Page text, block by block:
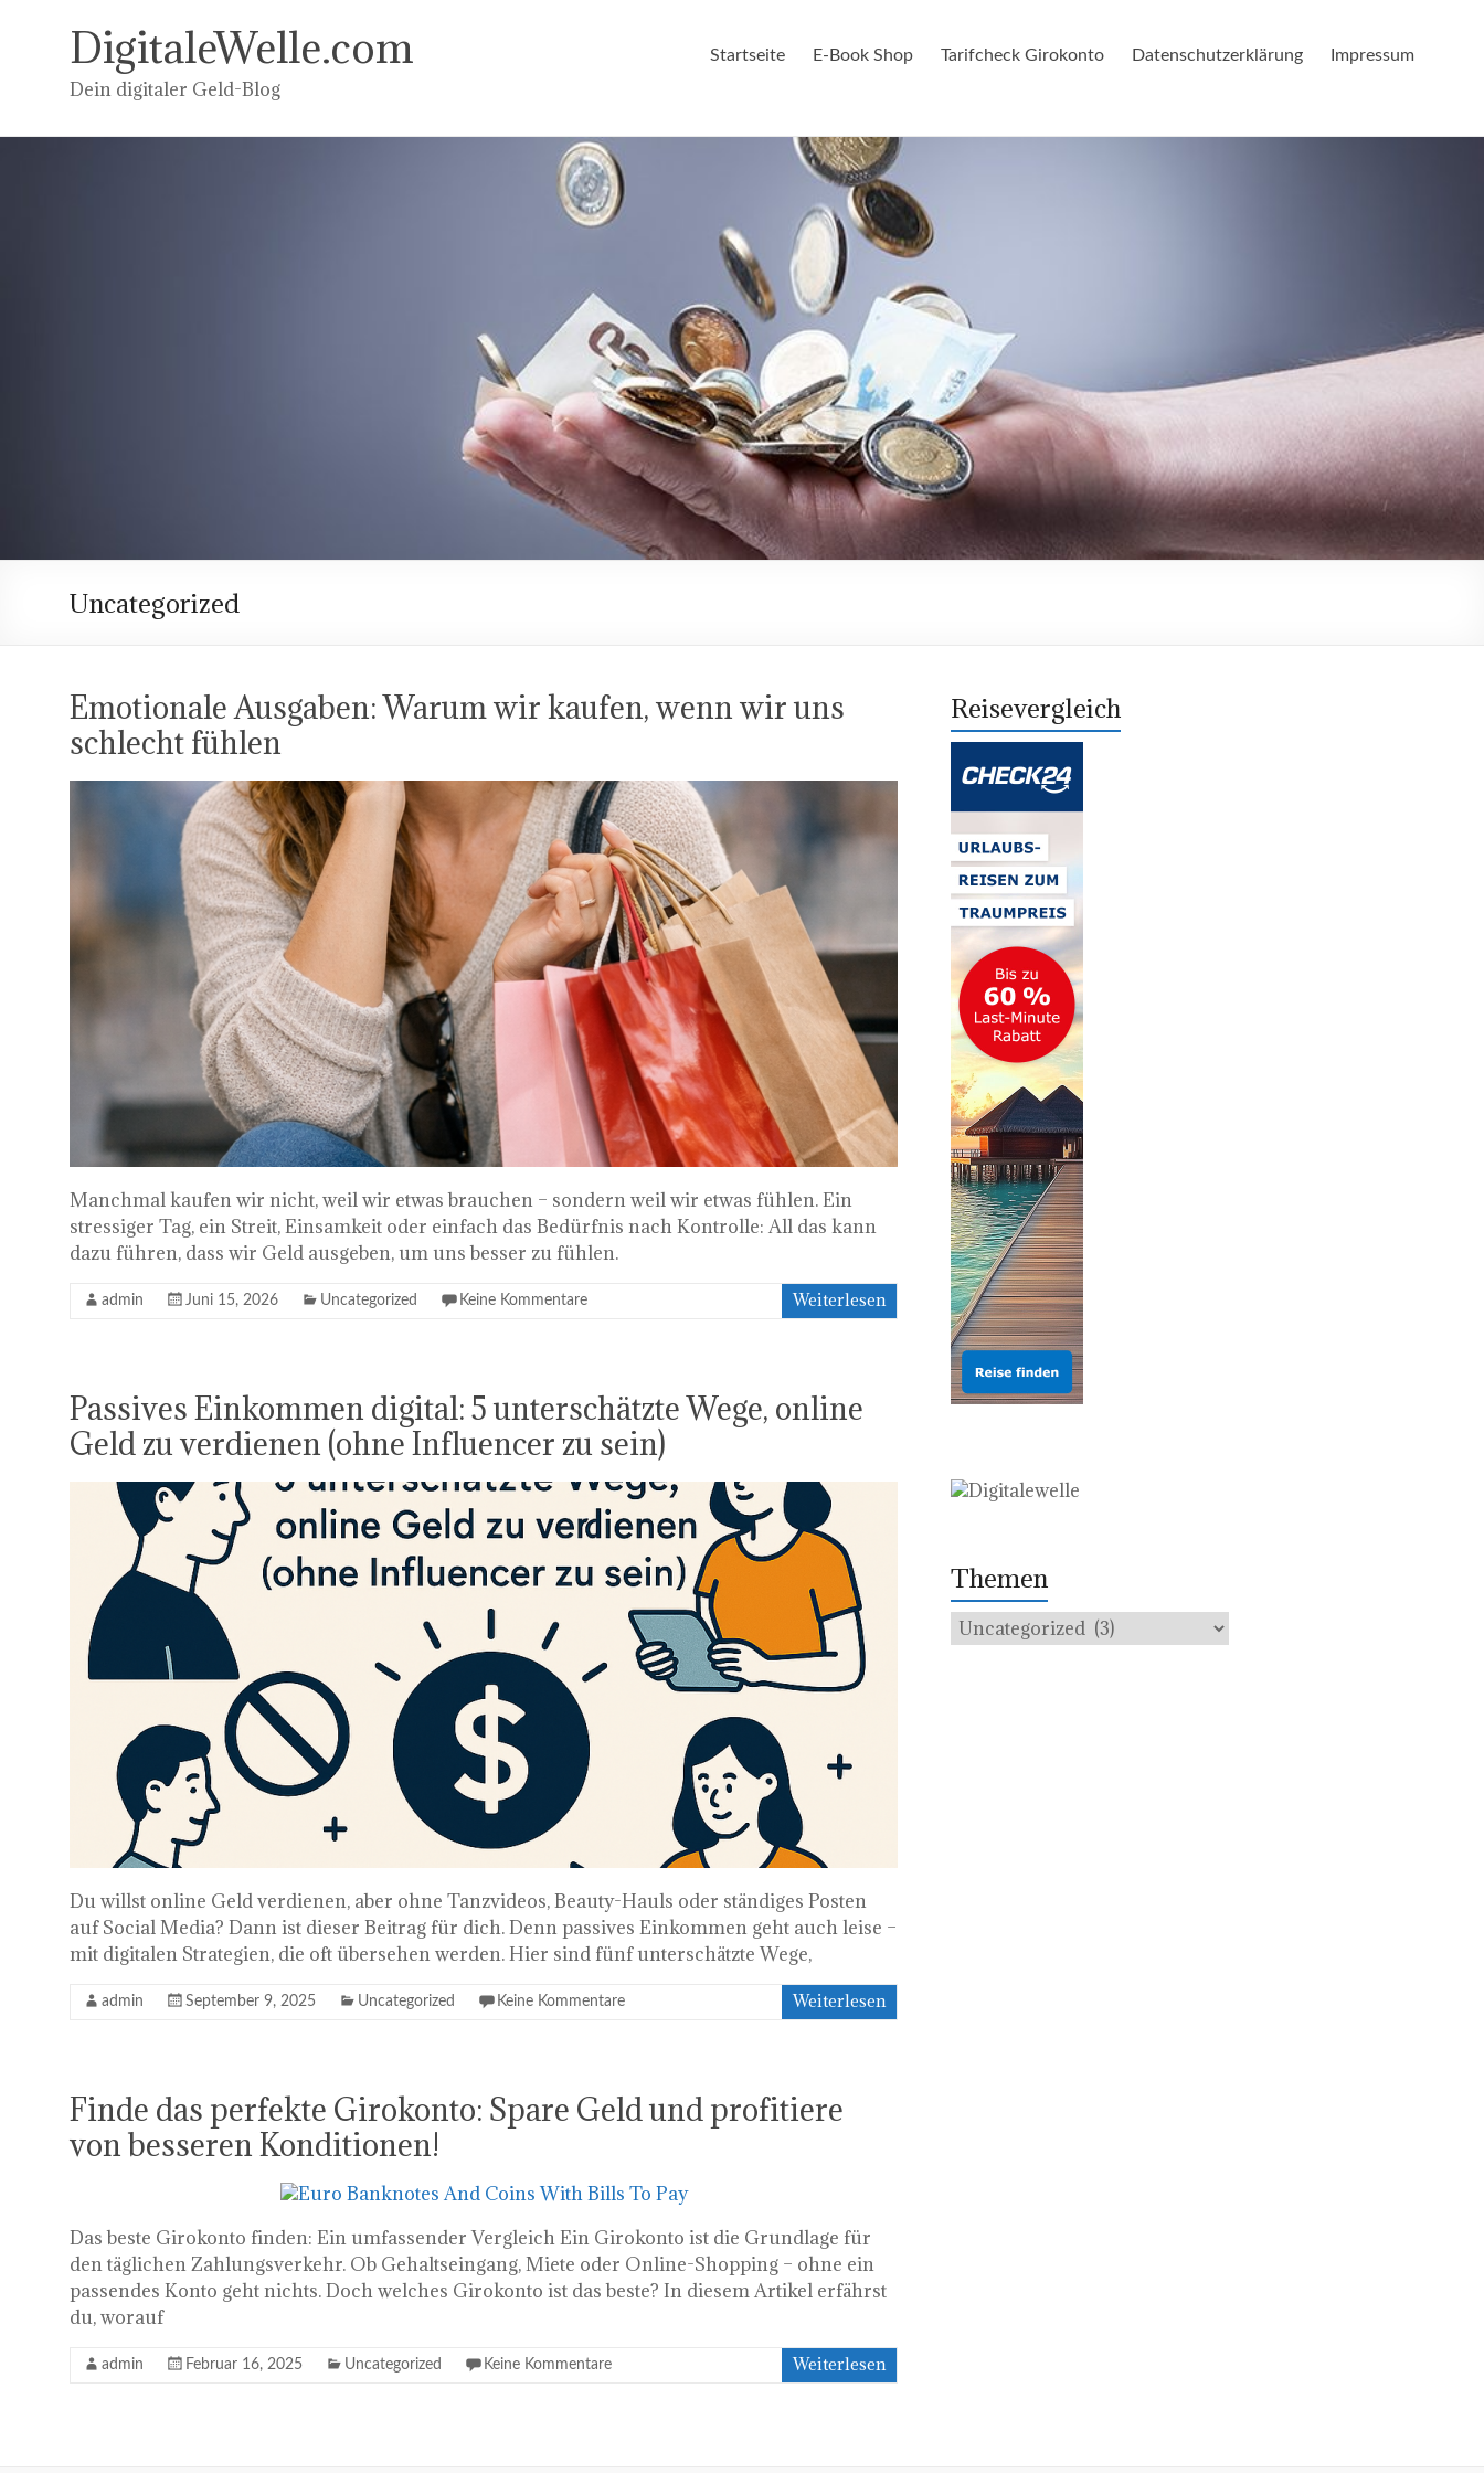
DigitaleWelle.com
Dein digitaler Geld-Blog
Startseite E-Book Shop Tarifcheck Girokonto Datenschutzerklärung Impressum
Uncategorized
Emotionale Ausgaben: Warum wir kaufen, wenn wir uns
schlecht fühlen
Manchmal kaufen wir nicht, weil wir etwas brauchen – sondern weil wir etwas fühlen. Ein
stressiger Tag, ein Streit, Einsamkeit oder einfach das Bedürfnis nach Kontrolle: All das kann
dazu führen, dass wir Geld ausgeben, um uns besser zu fühlen.
admin Juni 15, 2026 Uncategorized Keine Kommentare Weiterlesen
Passives Einkommen digital: 5 unterschätzte Wege, online
Geld zu verdienen (ohne Influencer zu sein)
Du willst online Geld verdienen, aber ohne Tanzvideos, Beauty-Hauls oder ständiges Posten
auf Social Media? Dann ist dieser Beitrag für dich. Denn passives Einkommen geht auch leise –
mit digitalen Strategien, die oft übersehen werden. Hier sind fünf unterschätzte Wege,
admin September 9, 2025 Uncategorized Keine Kommentare Weiterlesen
Finde das perfekte Girokonto: Spare Geld und profitiere
von besseren Konditionen!
Das beste Girokonto finden: Ein umfassender Vergleich Ein Girokonto ist die Grundlage für
den täglichen Zahlungsverkehr. Ob Gehaltseingang, Miete oder Online-Shopping – ohne ein
passendes Konto geht nichts. Doch welches Girokonto ist das beste? In diesem Artikel erfährst
du, worauf
admin Februar 16, 2025 Uncategorized Keine Kommentare Weiterlesen
Reisevergleich
Themen
Themen